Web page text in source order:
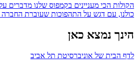
הקולות הכי מעניינים בקמפוס שלנו
כולנו, עם דגש על התהפוכות שעוברת החברה
הינך נמצא כאן
לדף הבית של אוניברסיטת תל אביב